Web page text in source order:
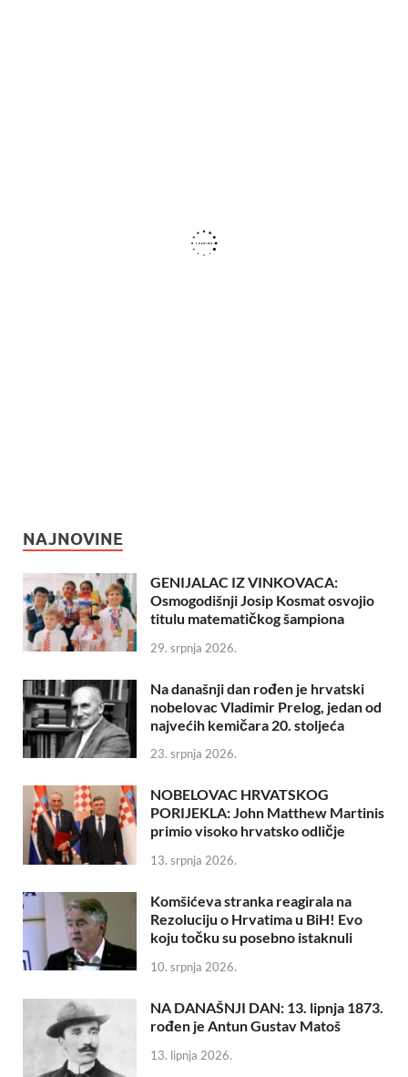
NAJNOVINE
GENIJALAC IZ VINKOVACA:
Osmogodišnji Josip Kosmat osvojio
titulu matematičkog šampiona
29. srpnja 2026.
Na današnji dan rođen je hrvatski
nobelovac Vladimir Prelog, jedan od
najvećih kemičara 20. stoljeća
23. srpnja 2026.
NOBELOVAC HRVATSKOG
PORIJEKLA: John Matthew Martinis
primio visoko hrvatsko odličje
13. srpnja 2026.
Komšićeva stranka reagirala na
Rezoluciju o Hrvatima u BiH! Evo
koju točku su posebno istaknuli
10. srpnja 2026.
NA DANAŠNJI DAN: 13. lipnja 1873.
rođen je Antun Gustav Matoš
13. lipnja 2026.